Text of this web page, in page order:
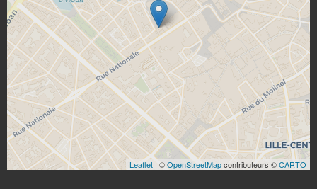
Leaflet | ©OpenStreetMapcontributeurs ©CARTO